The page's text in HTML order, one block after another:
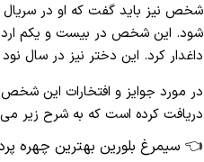
شخص نیز باید گفت که او در
شود. این شخص در بیست و یکم
داغدار کرد. این دختر نیز در سال
در مورد جوایز و افتخارات این
دریافت کرده است که به شرح زیر
سیمرغ بلورین بهترین چهره